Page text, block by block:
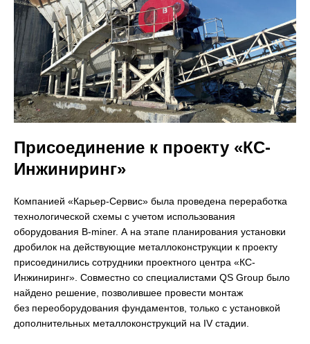
Присоединение к проекту «КС-
Инжиниринг»
Компанией «Карьер-Сервис» была проведена переработка
технологической схемы с учетом использования
оборудования B-miner. А на этапе планирования установки
дробилок на действующие металлоконструкции к проекту
присоединились сотрудники проектного центра «КС-
Инжиниринг». Совместно со специалистами QS Group было
найдено решение, позволившее провести монтаж
без переоборудования фундаментов, только с установкой
дополнительных металлоконструкций на IV стадии.